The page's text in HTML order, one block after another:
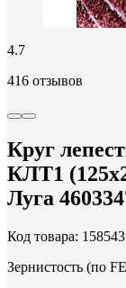
4.7
416 отзывов
Круг
КЛТ1
Луга
Код товара:
Зернистость (по